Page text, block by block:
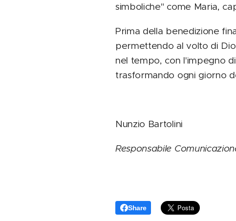
simboliche" come Maria,
Prima della benedizione
permettendo al volto di
nel tempo, con l'impegno
trasformando ogni giorno
Nunzio Bartolini
Responsabile
Share